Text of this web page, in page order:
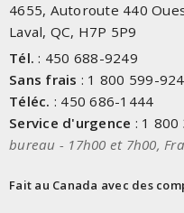
4655, Autoroute 440
Laval, QC, H7P 5P9
Tél. : 450 688-9249
Sans frais : 1 800 599-
Téléc. : 450 686-1444
Service d'urgence : 1 800
bureau - 17h00 et 7h00,
Fait au Canada avec des